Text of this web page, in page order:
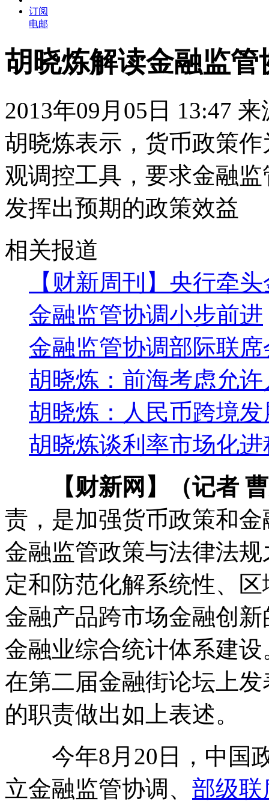
订阅
电邮
胡晓炼解读金融监
2013年09月05日 13:47
胡晓炼表示，货币政策
观调控工具，要求金融
发挥出预期的政策效益
相关报道
【财新周刊】央行牵
金融监管协调小步前进
金融监管协调部际联
胡晓炼：前海考虑允
胡晓炼：人民币跨境
胡晓炼谈利率市场化进
【财新网】（记者
责，是加强货币政策和
金融监管政策与法律法
定和防范化解系统性、
金融产品跨市场金融创
金融业综合统计体系建
在第二届金融街论坛上
的职责做出如上表述。
今年8月20日，中国政
立金融监管协调、 部级联